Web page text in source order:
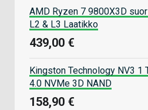
AMD Ryzen 7 9800X3D
L2 & L3 Laatikko
439,00 €
Kingston Technology NV3 1
4.0 NVMe 3D NAND
158,90 €